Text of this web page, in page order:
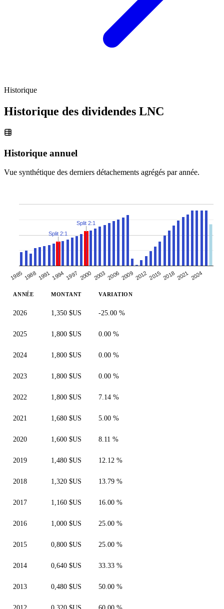
Historique
Historique des dividendes LNC
Historique annuel
Vue synthétique des derniers détachements agrégés par année.
1985 1988 1991 1994 1997 2000 20032006 2009 20122015 20182021 2024
Split 2:1
Split 2:1
ANNÉE MONTANT VARIATION
2026 1,350 $US -25.00 %
2025 1,800 $US 0.00 %
2024 1,800 $US 0.00 %
2023 1,800 $US 0.00 %
2022 1,800 $US 7.14 %
2021 1,680 $US 5.00 %
2020 1,600 $US 8.11 %
2019 1,480 $US 12.12 %
2018 1,320 $US 13.79 %
2017 1,160 $US 16.00 %
2016 1,000 $US 25.00 %
2015 0,800 $US 25.00 %
2014 0,640 $US 33.33 %
2013 0,480 $US 50.00 %